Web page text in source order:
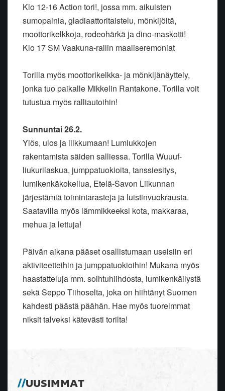
Klo 12-16 Action tori!, jossa mm. aikuisten
sumopainia, gladiaattoritaistelu, mönkijöitä,
moottorikelkkoja, rodeohärkä ja dino-maskotti!
Klo 17 SM Vaakuna-rallin maaliseremoniat
Torilla myös moottorikelkka- ja mönkijänäyttely,
jonka tuo paikalle Mikkelin Rantakone. Torilla voit
tutustua myös ralliautoihin!
Sunnuntai 26.2.
Ylös, ulos ja liikkumaan! Lumiukkojen
rakentamista säiden salliessa. Torilla Wuuuf-
liukurilaskua, jumppatuokioita, tanssiesitys,
lumikenkäkokeilua, Etelä-Savon Liikunnan
järjestämiä toimintarasteja ja luistinvuokrausta.
Saatavilla myös lämmikkeeksi kota, makkaraa,
mehua ja lettuja!
Päivän aikana pääset osallistumaan useisiin eri
aktiviteetteihin ja jumppatuokioihin! Mukana myös
haastatteluja mm. soihtuhiihdosta, lumikenkäilystä
sekä Seppo Tiihoselta, joka on hiihtänyt Suomen
kahdesti päästä päähän. Hae myös tuoreimmat
niksit talveksi kätevästi torilta!
UUSIMMAT